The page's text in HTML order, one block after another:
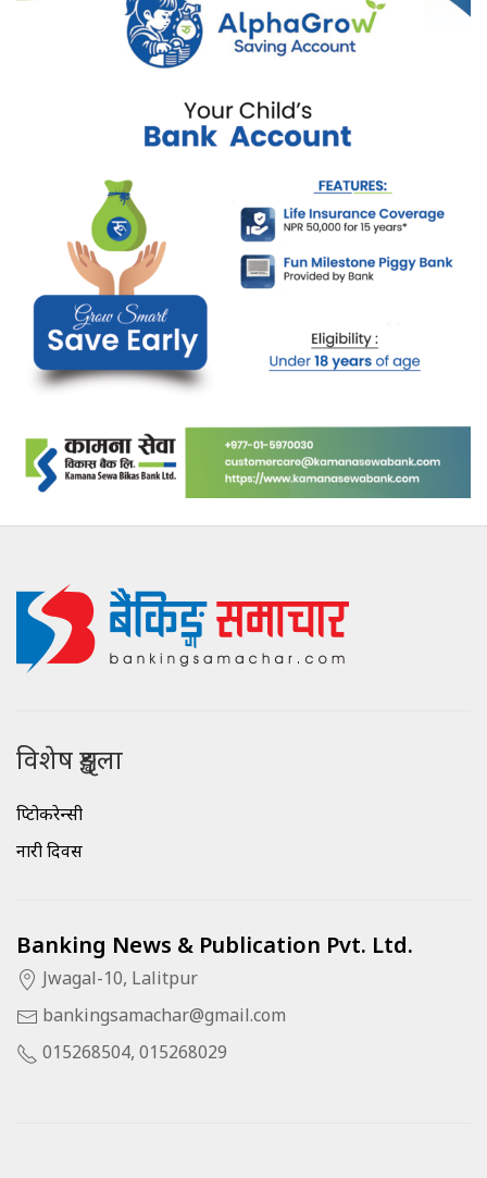
विशेष शृङ्खला
क्रिप्टोकरेन्सी
नारी दिवस
Banking News & Publication Pvt. Ltd.
Jwagal-10, Lalitpur
bankingsamachar@gmail.com
015268504, 015268029